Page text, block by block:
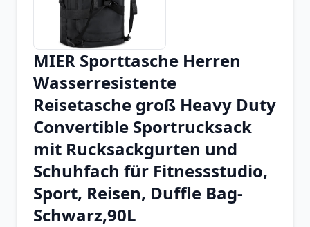
Chrome Extension
Firefox Add-on
MIER Sporttasche Herren
Wasserresistente
Reisetasche groß Heavy Duty
Convertible Sportrucksack
mit Rucksackgurten und
Schuhfach für Fitnessstudio,
Sport, Reisen, Duffle Bag-
Schwarz,90L